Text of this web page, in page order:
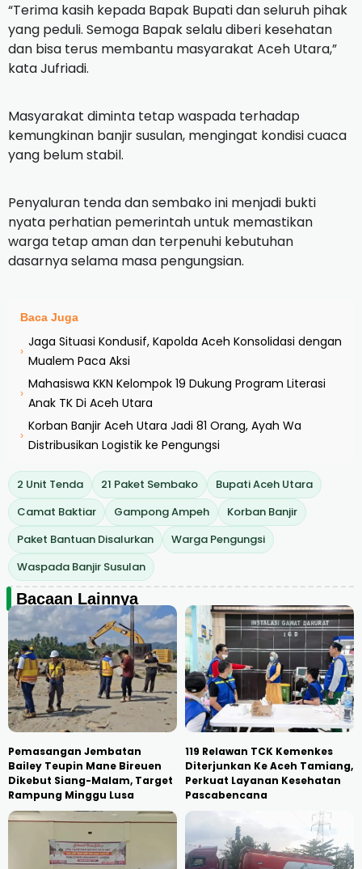
“Terima kasih kepada Bapak Bupati dan seluruh pihak
yang peduli. Semoga Bapak selalu diberi kesehatan
dan bisa terus membantu masyarakat Aceh Utara,”
kata Jufriadi.
Masyarakat diminta tetap waspada terhadap
kemungkinan banjir susulan, mengingat kondisi cuaca
yang belum stabil.
Penyaluran tenda dan sembako ini menjadi bukti
nyata perhatian pemerintah untuk memastikan
warga tetap aman dan terpenuhi kebutuhan
dasarnya selama masa pengungsian.
Baca Juga
›
Jaga Situasi Kondusif, Kapolda Aceh Konsolidasi dengan
Mualem Paca Aksi
›
Mahasiswa KKN Kelompok 19 Dukung Program Literasi
Anak TK Di Aceh Utara
›
Korban Banjir Aceh Utara Jadi 81 Orang, Ayah Wa
Distribusikan Logistik ke Pengungsi
2 Unit Tenda 21 Paket Sembako
Bupati Aceh Utara
Camat Baktiar
Gampong Ampeh
Korban Banjir
Paket Bantuan Disalurkan
Warga Pengungsi
Waspada Banjir Susulan
Bacaan Lainnya
Pemasangan Jembatan
Bailey Teupin Mane Bireuen
Dikebut Siang-Malam, Target
Rampung Minggu Lusa
119 Relawan TCK Kemenkes
Diterjunkan Ke Aceh Tamiang,
Perkuat Layanan Kesehatan
Pascabencana